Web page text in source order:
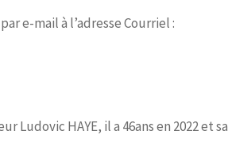
e-mail à l’adresse Courriel :
Ludovic HAYE, il a 46ans en 2022 et sa